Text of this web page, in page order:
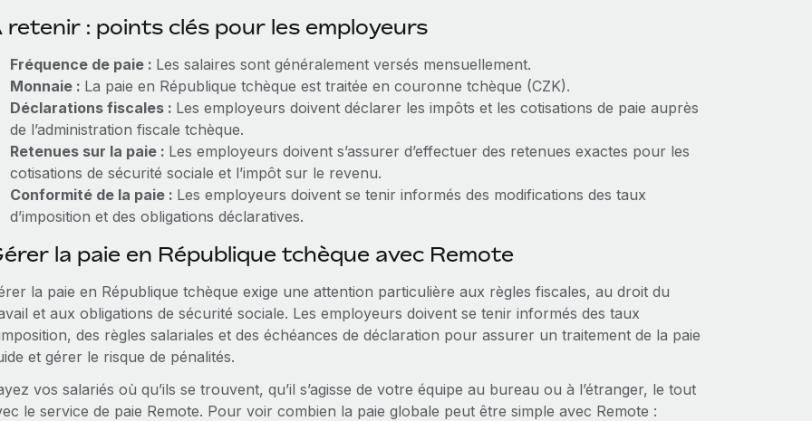
retenir : points clés pour les employeurs
Fréquence de paie : Les salaires sont généralement versés mensuellement.
Monnaie : La paie en République tchèque est traitée en couronne tchèque (CZK).
Déclarations fiscales : Les employeurs doivent déclarer les impôts et les cotisations de paie auprès
de l’administration fiscale tchèque.
Retenues sur la paie : Les employeurs doivent s’assurer d’effectuer des retenues exactes pour les
cotisations de sécurité sociale et l’impôt sur le revenu.
Conformité de la paie : Les employeurs doivent se tenir informés des modifications des taux
d’imposition et des obligations déclaratives.
la paie en République tchèque avec Remote
la paie en République tchèque exige une attention particulière aux règles fiscales, au droit du
et aux obligations de sécurité sociale. Les employeurs doivent se tenir informés des taux
des règles salariales et des échéances de déclaration pour assurer un traitement de la paie
et gérer le risque de pénalités.
vos salariés où qu’ils se trouvent, qu’il s’agisse de votre équipe au bureau ou à l’étranger, le tout
le service de paie Remote. Pour voir combien la paie globale peut être simple avec Remote :